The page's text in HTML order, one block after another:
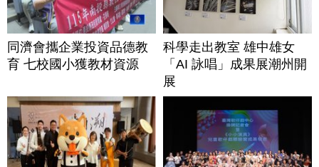
同濟會攜企業投資品德教
育 七校國小獲教材資源
科學走出教室 雄中雄女
「AI 詠唱」成果展潮州開
展